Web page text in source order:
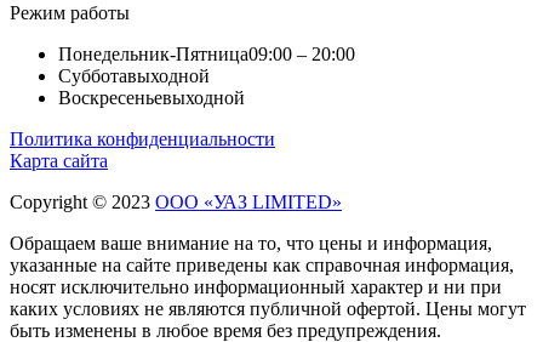
Режим работы
Понедельник-Пятница09:00 – 20:00
Субботавыходной
Воскресеньевыходной
Политика конфиденциальности
Карта сайта
Copyright © 2023 ООО «УАЗ LIMITED»
Обращаем ваше внимание на то, что цены и информация,
указанные на сайте приведены как справочная информация,
носят исключительно информационный характер и ни при
каких условиях не являются публичной офертой. Цены могут
быть изменены в любое время без предупреждения.